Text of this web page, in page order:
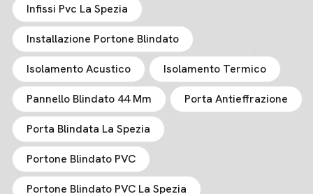
Infissi Pvc La Spezia
Installazione Portone Blindato
Isolamento Acustico Isolamento Termico
Pannello Blindato 44 Mm Porta Antieffrazione
Porta Blindata La Spezia
Portone Blindato PVC
Portone Blindato PVC La Spezia